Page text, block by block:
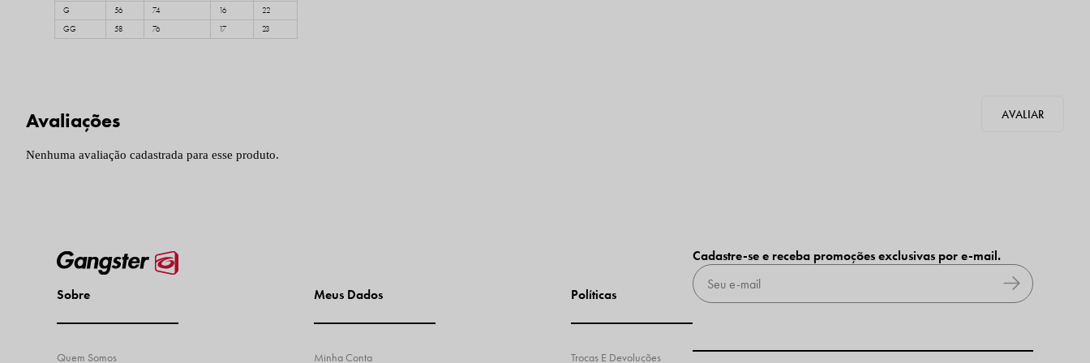
G
56 74 16
22
GG
58 76 17 23
Nenhuma avaliação cadastrada para esse produto.
Sobre
Quem Somos
Meus Dados
Minha Conta
Políticas
Trocas E Devoluções
Cadastre-se e receba promoções exclusivas por e-mail.